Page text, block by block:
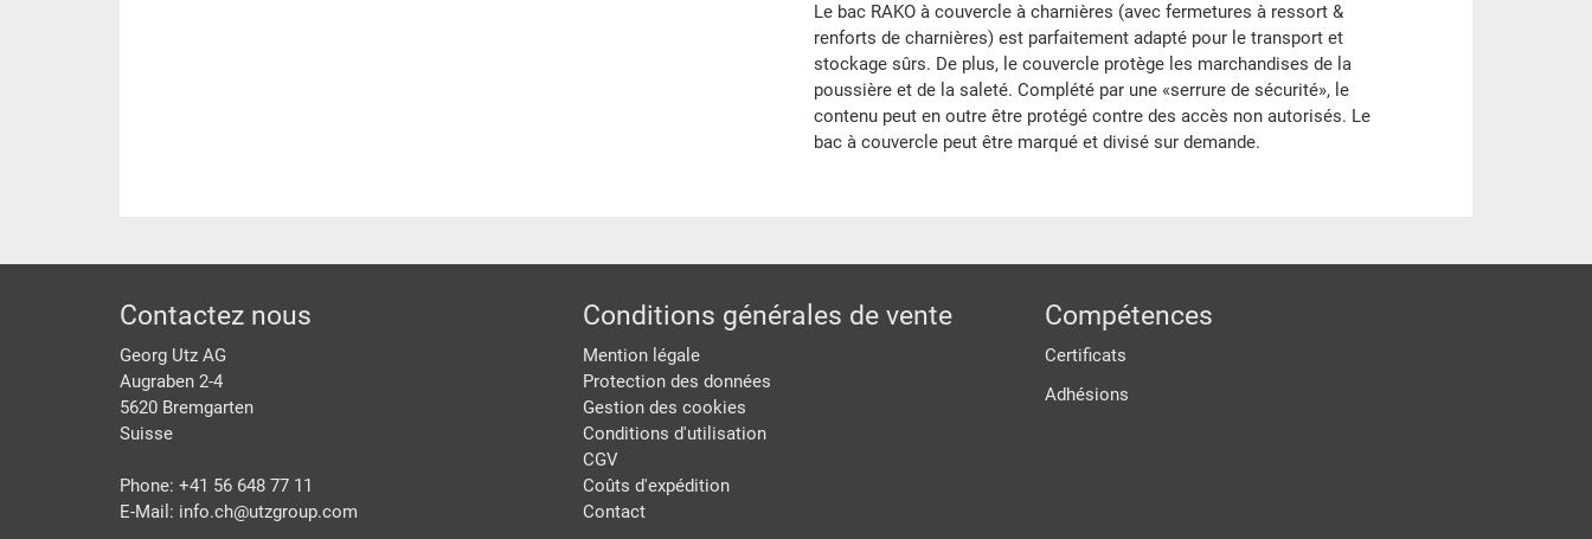
Le bac RAKO à couvercle à charnières (avec fermetures à ressort &
renforts de charnières) est parfaitement adapté pour le transport et
stockage sûrs. De plus, le couvercle protège les marchandises de la
poussière et de la saleté. Complété par une «serrure de sécurité», le
contenu peut en outre être protégé contre des accès non autorisés. Le
bac à couvercle peut être marqué et divisé sur demande.
pied de page
Contactez nous
Georg Utz AG
Augraben 2-4
5620 Bremgarten
Suisse
Phone: +41 56 648 77 11
E-Mail: info.ch@utzgroup.com
Conditions générales de vente
Mention légale
Protection des données
Gestion des cookies
Conditions d'utilisation
CGV
Coûts d'expédition
Contact
Compétences
Certificats
Adhésions